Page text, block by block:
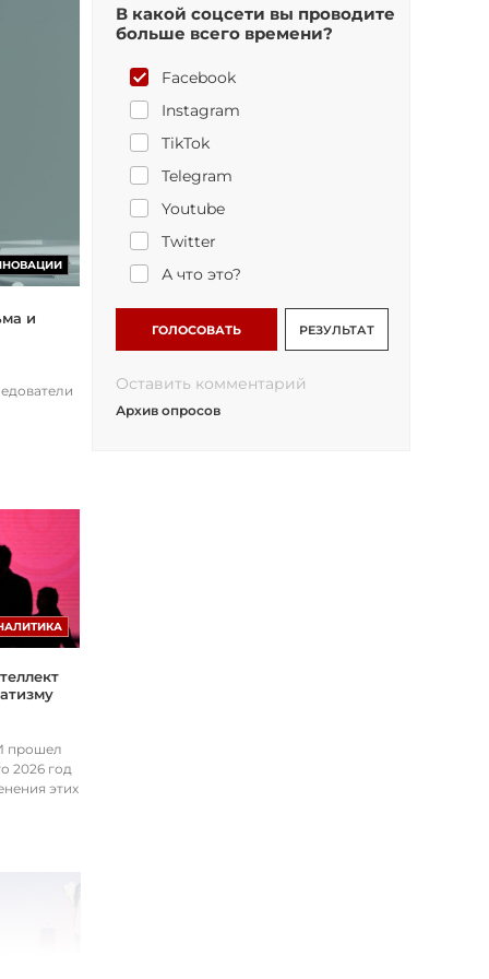
и
прошел
2026 год
этих
В какой соцсети вы проводите
больше всего времени?
Facebook
Instagram
TikTok
Telegram
Youtube
Twitter
А что это?
ГОЛОСОВАТЬ РЕЗУЛЬТАТ
Оставить комментарий
Архив опросов